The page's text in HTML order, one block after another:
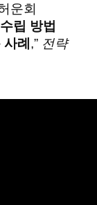
운회
립 방법
례 ,” 전략